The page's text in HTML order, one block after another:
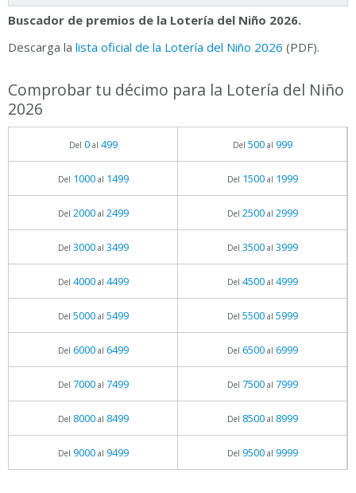
Buscador de premios de la Lotería del Niño 2026.
Descarga la lista oficial de la Lotería del Niño 2026 (PDF).
Comprobar tu décimo para la Lotería del Niño
2026
Del 0al 499 Del 500al 999
Del 1000al 1499 Del 1500al 1999
Del 2000al 2499 Del 2500al 2999
Del 3000al 3499 Del 3500al 3999
Del 4000al 4499 Del 4500al 4999
Del 5000al 5499 Del 5500al 5999
Del 6000al 6499 Del 6500al 6999
Del 7000al 7499 Del 7500al 7999
Del 8000al 8499 Del 8500al 8999
Del 9000al 9499 Del 9500al 9999